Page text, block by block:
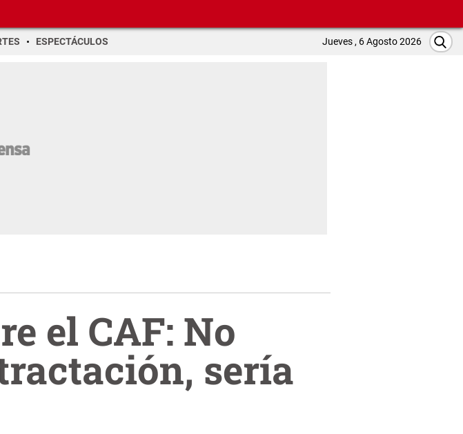
ESPECTÁCULOS Jueves , 6 Agosto 2026
el CAF: No
sería